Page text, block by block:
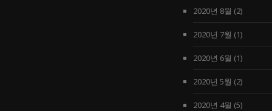
2020년 8월 (2)
2020년 7월 (1)
2020년 6월 (1)
2020년 5월 (2)
2020년 4월 (5)